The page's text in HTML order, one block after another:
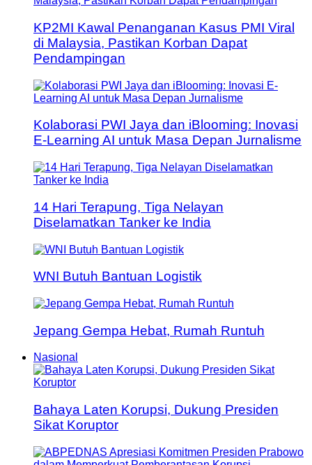
KP2MI Kawal Penanganan Kasus PMI Viral
di Malaysia, Pastikan Korban Dapat
Pendampingan
Kolaborasi PWI Jaya dan iBlooming: Inovasi
E-Learning AI untuk Masa Depan Jurnalisme
14 Hari Terapung, Tiga Nelayan
Diselamatkan Tanker ke India
WNI Butuh Bantuan Logistik
Jepang Gempa Hebat, Rumah Runtuh
Nasional
Bahaya Laten Korupsi, Dukung Presiden
Sikat Koruptor